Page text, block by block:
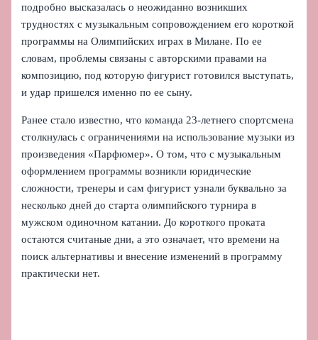
подробно высказалась о неожиданно возникших
трудностях с музыкальным сопровождением его короткой
программы на Олимпийских играх в Милане. По ее
словам, проблемы связаны с авторскими правами на
композицию, под которую фигурист готовился выступать,
и удар пришелся именно по ее сыну.
Ранее стало известно, что команда 23‑летнего спортсмена
столкнулась с ограничениями на использование музыки из
произведения «Парфюмер». О том, что с музыкальным
оформлением программы возникли юридические
сложности, тренеры и сам фигурист узнали буквально за
несколько дней до старта олимпийского турнира в
мужском одиночном катании. До короткого проката
остаются считаные дни, а это означает, что времени на
поиск альтернативы и внесение изменений в программу
практически нет.